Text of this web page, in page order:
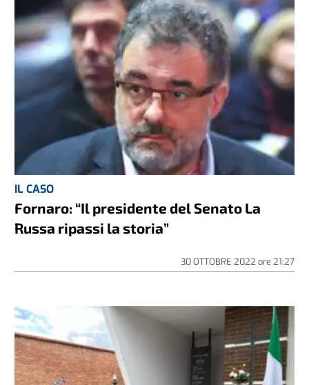
IL CASO
Fornaro: “Il presidente del Senato La
Russa ripassi la storia”
30 OTTOBRE 2022 ore 21:27